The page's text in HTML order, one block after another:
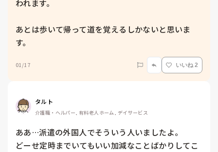
われます。
あとは歩いて帰って道を覚えるしかないと思いま
す。
01/17 いいね 2
タルト
介護職・ヘルパー, 有料老人ホーム, デイサービス
ああ…派遣の外国人でそういう人いましたよ。
どーせ定時までいてもいい加減なことばかりしてこ